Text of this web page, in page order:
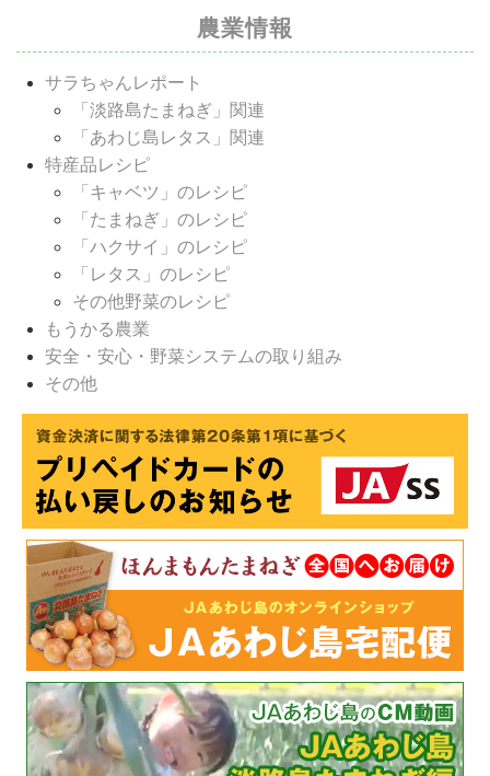
農業情報
サラちゃんレポート
「淡路島たまねぎ」関連
「あわじ島レタス」関連
特産品レシピ
「キャベツ」のレシピ
「たまねぎ」のレシピ
「ハクサイ」のレシピ
「レタス」のレシピ
その他野菜のレシピ
もうかる農業
安全・安心・野菜システムの取り組み
その他